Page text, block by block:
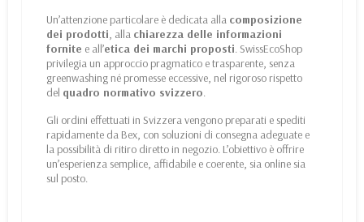
Un’attenzione particolare è dedicata alla composizione
dei prodotti, alla chiarezza delle informazioni
fornite e all’etica dei marchi proposti. SwissEcoShop
privilegia un approccio pragmatico e trasparente, senza
greenwashing né promesse eccessive, nel rigoroso rispetto
del quadro normativo svizzero.
Gli ordini effettuati in Svizzera vengono preparati e spediti
rapidamente da Bex, con soluzioni di consegna adeguate e
la possibilità di ritiro diretto in negozio. L’obiettivo è offrire
un’esperienza semplice, affidabile e coerente, sia online sia
sul posto.